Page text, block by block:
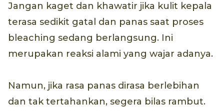
Jangan kaget dan khawatir jika kulit kepala
terasa sedikit gatal dan panas saat proses
bleaching sedang berlangsung. Ini
merupakan reaksi alami yang wajar adanya.
Namun, jika rasa panas dirasa berlebihan
dan tak tertahankan, segera bilas rambut.